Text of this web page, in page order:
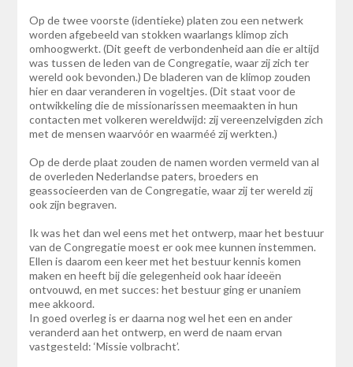
Op de twee voorste (identieke) platen zou een netwerk
worden afgebeeld van stokken waarlangs klimop zich
omhoogwerkt. (Dit geeft de verbondenheid aan die er altijd
was tussen de leden van de Congregatie, waar zij zich ter
wereld ook bevonden.) De bladeren van de klimop zouden
hier en daar veranderen in vogeltjes. (Dit staat voor de
ontwikkeling die de missionarissen meemaakten in hun
contacten met volkeren wereldwijd: zij vereenzelvigden zich
met de mensen waarvóór en waarméé zij werkten.)
Op de derde plaat zouden de namen worden vermeld van al
de overleden Nederlandse paters, broeders en
geassocieerden van de Congregatie, waar zij ter wereld zij
ook zijn begraven.
Ik was het dan wel eens met het ontwerp, maar het bestuur
van de Congregatie moest er ook mee kunnen instemmen.
Ellen is daarom een keer met het bestuur kennis komen
maken en heeft bij die gelegenheid ook haar ideeën
ontvouwd, en met succes: het bestuur ging er unaniem
mee akkoord.
In goed overleg is er daarna nog wel het een en ander
veranderd aan het ontwerp, en werd de naam ervan
vastgesteld: ‘Missie volbracht’.